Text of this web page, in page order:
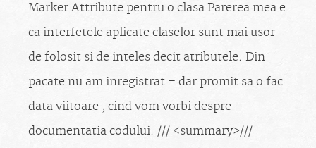
Marker Attribute pentru o clasa Parerea mea e
ca interfetele aplicate claselor sunt mai usor
de folosit si de inteles decit atributele. Din
pacate nu am inregistrat – dar promit sa o fac
data viitoare , cind vom vorbi despre
documentatia codului. /// <summary>///